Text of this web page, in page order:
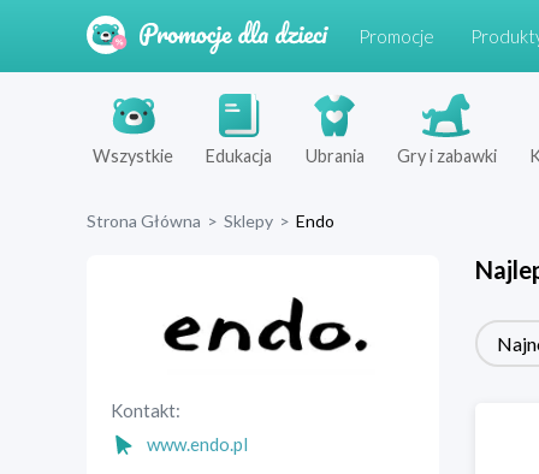
Promocje
Wszystkie Edukacja Ubrania Gry i zabawki
Strona Główna > Sklepy > Endo
Kontakt:
www.endo.pl